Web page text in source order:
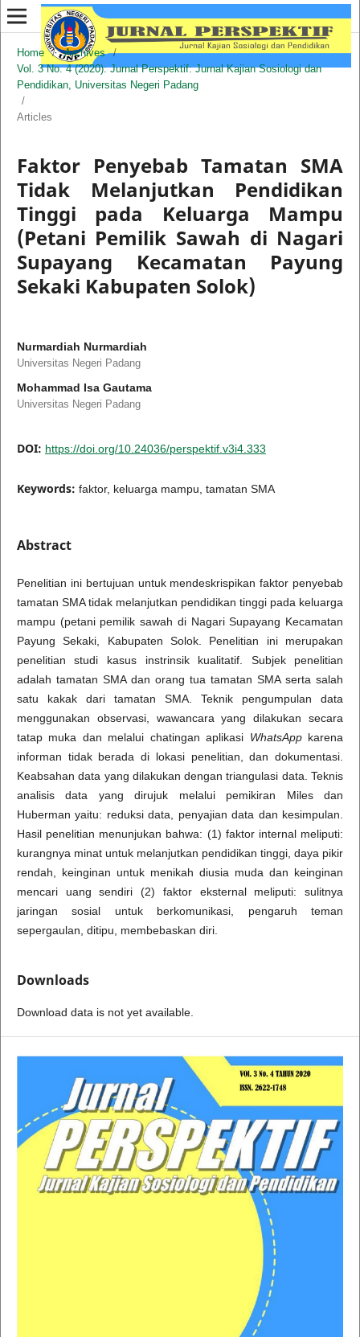
Home / Archives
/
Vol. 3 No. 4 (2020): Jurnal Perspektif: Jurnal Kajian Sosiologi dan
Pendidikan, Universitas Negeri Padang
/
Articles
Faktor Penyebab Tamatan SMA
Tidak Melanjutkan Pendidikan
Tinggi pada Keluarga Mampu
(Petani Pemilik Sawah di Nagari
Supayang Kecamatan Payung
Sekaki Kabupaten Solok)
Nurmardiah Nurmardiah
Universitas Negeri Padang
Mohammad Isa Gautama
Universitas Negeri Padang
DOI: https://doi.org/10.24036/perspektif.v3i4.333
Keywords: faktor, keluarga mampu, tamatan SMA
Abstract
Penelitian ini bertujuan untuk mendeskrispikan faktor penyebab
tamatan SMA tidak melanjutkan pendidikan tinggi pada keluarga
mampu (petani pemilik sawah di Nagari Supayang Kecamatan
Payung Sekaki, Kabupaten Solok. Penelitian ini merupakan
penelitian studi kasus instrinsik kualitatif. Subjek penelitian
adalah tamatan SMA dan orang tua tamatan SMA serta salah
satu kakak dari tamatan SMA. Teknik pengumpulan data
menggunakan observasi, wawancara yang dilakukan secara
tatap muka dan melalui chatingan aplikasi WhatsAppkarena
informan tidak berada di lokasi penelitian, dan dokumentasi.
Keabsahan data yang dilakukan dengan triangulasi data. Teknis
analisis data yang dirujuk melalui pemikiran Miles dan
Huberman yaitu: reduksi data, penyajian data dan kesimpulan.
Hasil penelitian menunjukan bahwa: (1) faktor internal meliputi:
kurangnya minat untuk melanjutkan pendidikan tinggi, daya pikir
rendah, keinginan untuk menikah diusia muda dan keinginan
mencari uang sendiri (2) faktor eksternal meliputi: sulitnya
jaringan sosial untuk berkomunikasi, pengaruh teman
sepergaulan, ditipu, membebaskan diri.
Downloads
Download data is not yet available.